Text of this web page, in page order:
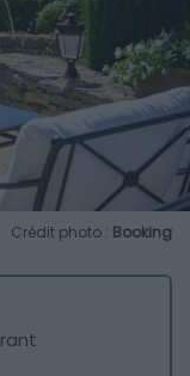
Crédit photo : Booking